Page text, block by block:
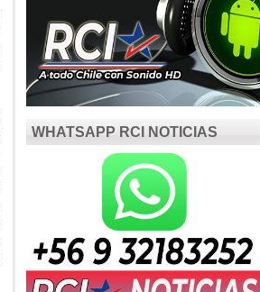
WHATSAPP RCI NOTICIAS